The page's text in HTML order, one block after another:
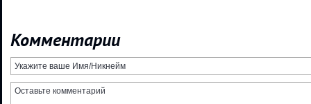
Комментарии